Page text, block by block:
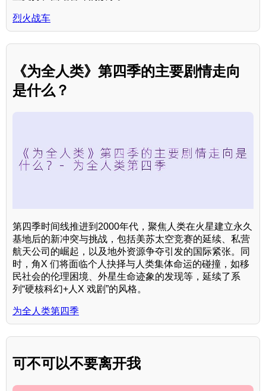
烈火战车
《为全人类》第四季的主要剧情走向
是什么？
第四季时间线推进到2000年代，聚焦人类在火星建立永久
基地后的新冲突与挑战，包括美苏太空竞赛的延续、私营
航天公司的崛起，以及地外资源争夺引发的国际紧张。同
时，角X 们将面临个人抉择与人类集体命运的碰撞，如移
民社会的伦理困境、外星生命迹象的发现等，延续了系
列“硬核科幻+人X 戏剧”的风格。
为全人类第四季
可不可以不要离开我